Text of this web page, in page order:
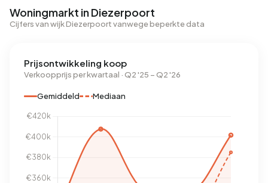
Woningmarkt in Diezerpoort
Cijfers van wijk Diezerpoort vanwege beperkte data
Prijsontwikkeling koop
Verkoopprijs per kwartaal · Q2 '25 – Q2 '26
Gemiddeld Mediaan